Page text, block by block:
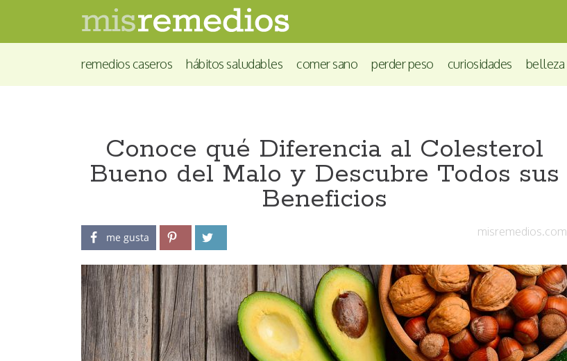
remedios caseros hábitos saludables comer sano perder peso curiosidades belleza
Conoce qué Diferencia al Colesterol
Bueno del Malo y Descubre Todos sus
Beneficios
misremedios.com
me gusta